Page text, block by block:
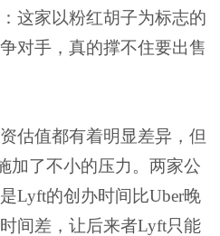
这家以粉红胡子为标志的
对手，真的撑不住要出售
值都有着明显差异，但
加了不小的压力。两家公
Lyft的创办时间比Uber晚
间差，让后来者Lyft只能